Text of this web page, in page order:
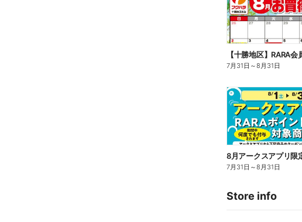
7月31日 ～8月31日
7月31日 ～8月31日
Store info